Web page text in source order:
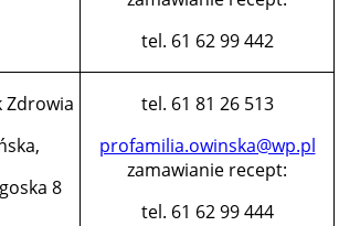
tel. 61 62 99 442
Zdrowia
8
tel. 61 81 26 513
profamilia.owinska@wp.pl
zamawianie recept:
tel. 61 62 99 444